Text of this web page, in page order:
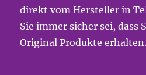
direkt vom Hersteller in
Sie immer sicher sei, dass
Original Produkte erhalten.